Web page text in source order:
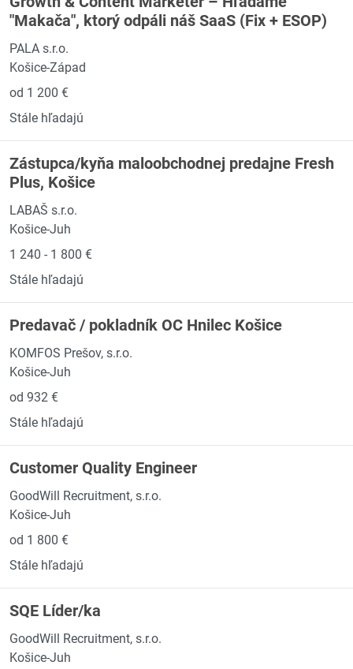
"Makača", ktorý odpáli náš SaaS (Fix + ESOP)
PALA s.r.o.
Košice-Západ
od 1 200 €
Stále hľadajú
Zástupca/kyňa maloobchodnej predajne Fresh
Plus, Košice
LABAŠ s.r.o.
Košice-Juh
1 240 - 1 800 €
Stále hľadajú
Predavač / pokladník OC Hnilec Košice
KOMFOS Prešov, s.r.o.
Košice-Juh
od 932 €
Stále hľadajú
Customer Quality Engineer
GoodWill Recruitment, s.r.o.
Košice-Juh
od 1 800 €
Stále hľadajú
SQE Líder/ka
GoodWill Recruitment, s.r.o.
Košice-Juh